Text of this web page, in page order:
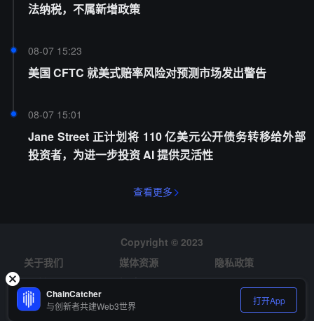
法纳税，不属新增政策
08-07 15:23
美国 CFTC 就美式赔率风险对预测市场发出警告
08-07 15:01
Jane Street 正计划将 110 亿美元公开债务转移给外部
投资者，为进一步投资 AI 提供灵活性
查看更多
Copyright © 2023
关于我们
媒体资源
隐私政策
风险提示
招聘
ChainCatcher
与创新者共建Web3世界 打开App